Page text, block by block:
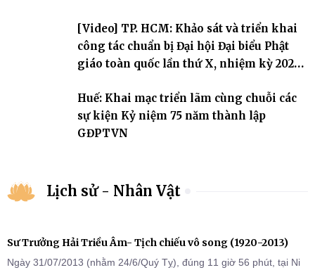
[Video] TP. HCM: Khảo sát và triển khai
công tác chuẩn bị Đại hội Đại biểu Phật
giáo toàn quốc lần thứ X, nhiệm kỳ 2026-
Huế: Khai mạc triển lãm cùng chuỗi các
sự kiện Kỷ niệm 75 năm thành lập
GĐPTVN
Lịch sử - Nhân Vật
Sư Trưởng Hải Triều Âm- Tịch chiếu vô song (1920-2013)
Ngày 31/07/2013 (nhằm 24/6/Quý Tỵ), đúng 11 giờ 56 phút, tại Ni